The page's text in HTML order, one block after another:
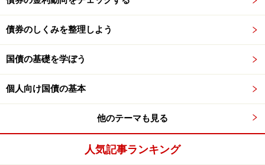
個人向け国債は、発行から1年経過すれば、満期前でも1
万円単位で中途換金できます。現金が必要になった際も
柔軟に対応できます。その際、直近2回分の利息（税引
前）相当額×0.79685が差し引かれる点に注意が必要で
す。
なお、災害時や購入者死亡時などは、1年未満でも換金
できる特例があります。
個人向け国債のデメリット
債券のしくみを整理しよう
国債の基礎を学ぼう
個人向け国債の基本
他のテーマも見る
人気記事ランキング